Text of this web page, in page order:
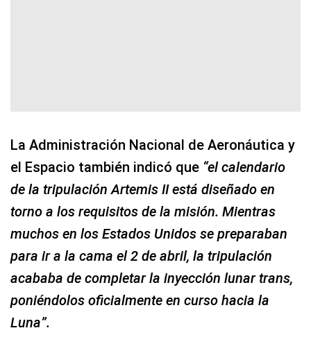
La Administración Nacional de Aeronáutica y
el Espacio también indicó que “el calendario
de la tripulación Artemis II está diseñado en
torno a los requisitos de la misión. Mientras
muchos en los Estados Unidos se preparaban
para ir a la cama el 2 de abril, la tripulación
acababa de completar la inyección lunar trans,
poniéndolos oficialmente en curso hacia la
Luna”.